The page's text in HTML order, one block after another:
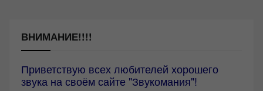
ВНИМАНИЕ!!!!
Приветствую всех любителей хорошего
звука на своём сайте "Звукомания"!